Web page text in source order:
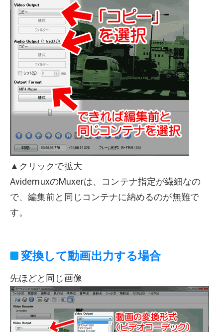
▲クリックで拡大
AvidemuxのMuxerは、コンテナ指定が繊細なの
で、編集前と同じコンテナに納めるのが無難で
す。
変換して動画出力する場合
先ほどと同じ画像